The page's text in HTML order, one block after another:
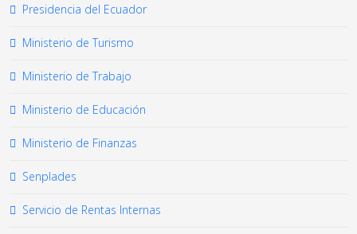
Presidencia del Ecuador
Ministerio de Turismo
Ministerio de Trabajo
Ministerio de Educación
Ministerio de Finanzas
Senplades
Servicio de Rentas Internas